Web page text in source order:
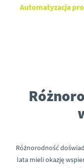
Automatyzacja
Różnorodność
lata mieli okazję